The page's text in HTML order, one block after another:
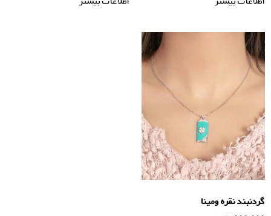
گردنبند نقره ومینا